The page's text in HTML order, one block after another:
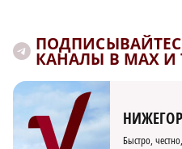
КАНАЛЫ В MAX И
Быстро,